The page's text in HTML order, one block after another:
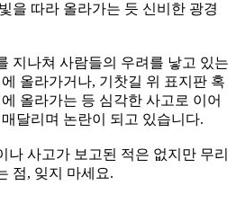
을 따라 올라가는 듯 신비한 광경
지나쳐 사람들의 우려를 낳고 있는
올라가거나, 기찻길 위 표지판 혹
올라가는 등 심각한 사고로 이어
달리며 논란이 되고 있습니다.
나 사고가 보고된 적은 없지만 무리
점, 잊지 마세요.